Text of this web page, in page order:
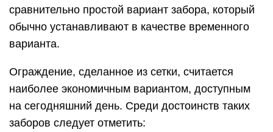
сравнительно простой вариант забора, который
обычно устанавливают в качестве временного
варианта.
Ограждение, сделанное из сетки, считается
наиболее экономичным вариантом, доступным
на сегодняшний день. Среди достоинств таких
заборов следует отметить: